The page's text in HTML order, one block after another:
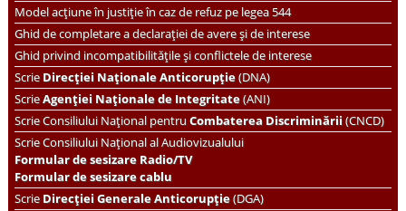
Model acțiune în justiție în caz de refuz pe legea 544
Ghid de completare a declarației de avere și de interese
Ghid privind incompatibilitățile și conflictele de interese
ScrieDirecției Naționale Anticorupție(DNA)
ScrieAgenției Naționale de Integritate(ANI)
ScrieConsiliului Național pentruCombaterea Discriminării(CNCD)
Scrie Consiliului Național al Audiovizualului
Formular de sesizare Radio/TV
Formular de sesizare cablu
ScrieDirecției Generale Anticorupție(DGA)